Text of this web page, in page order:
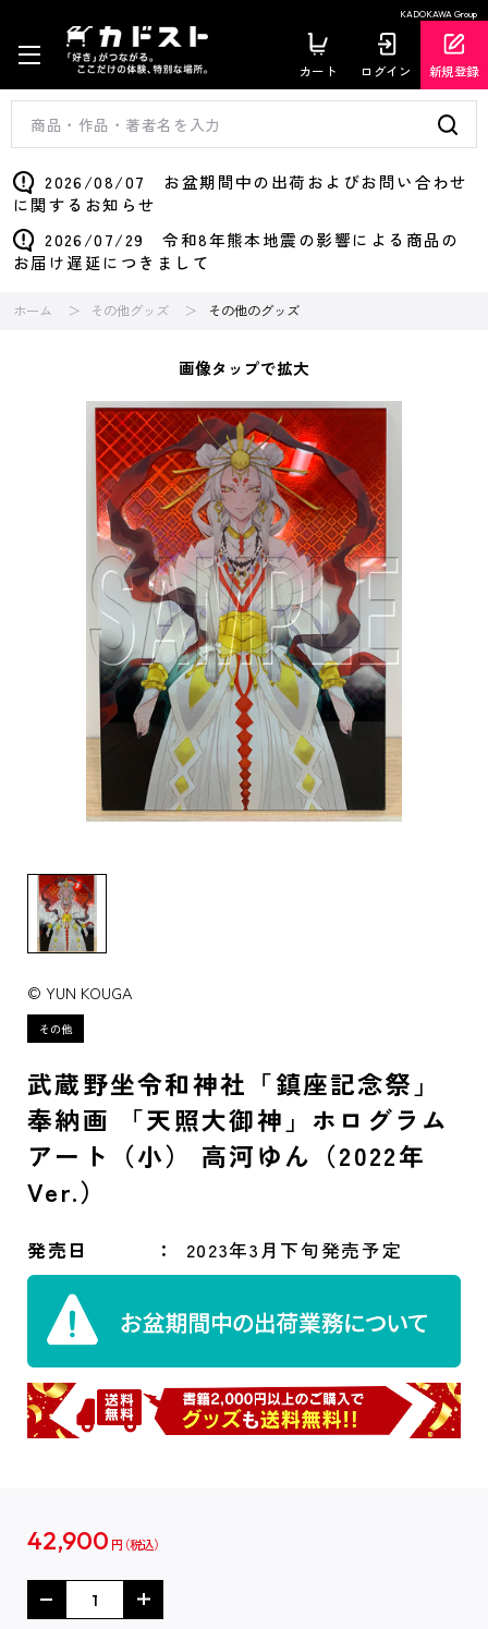
KADOKAWA Group
カート ログイン 新規登録
2026/08/07 お盆期間中の出荷およびお問い合わせ
に関するお知らせ
2026/07/29 令和8年熊本地震の影響による商品の
お届け遅延につきまして
ホーム その他グッズ その他のグッズ
画像タップで拡大
© YUN KOUGA
武蔵野坐令和神社「鎮座記念祭」
奉納画 「天照大御神」ホログラム
アート（小） 高河ゆん（2022年
Ver.）
発売日 2023年3月下旬発売予定
42,900 円